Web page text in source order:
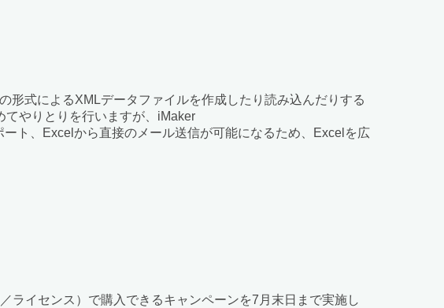
形式によるXMLデータファイルを作成したり読み込んだりする
てやりとりを行いますが、iMaker
ト、Excelから直接のメール送信が可能になるため、Excelを広
イセンス）で購入できるキャンペーンを7月末日まで実施し